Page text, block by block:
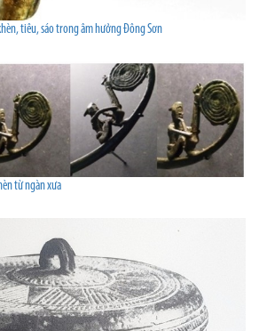
tiêu, sáo trong âm hưởng Đông Sơn
từ ngàn xưa